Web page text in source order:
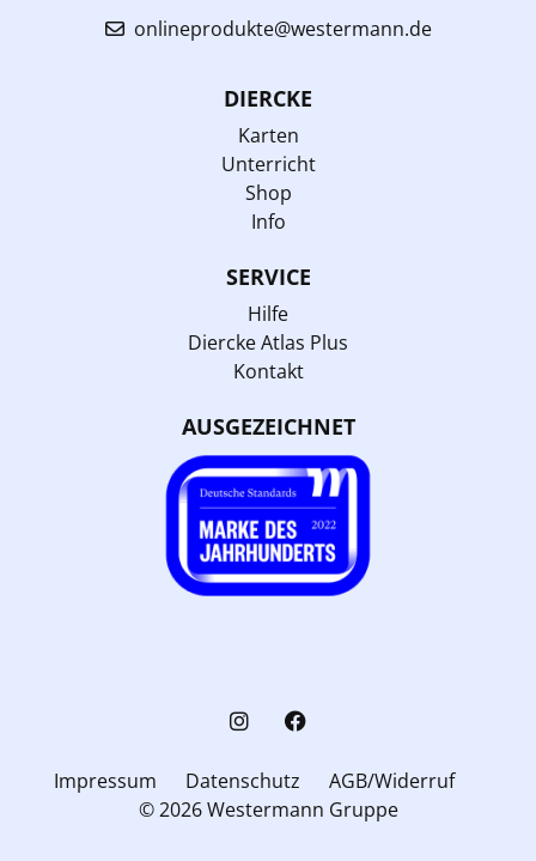
onlineprodukte@westermann.de
DIERCKE
Karten
Unterricht
Shop
Info
SERVICE
Hilfe
Diercke Atlas Plus
Kontakt
AUSGEZEICHNET
Impressum Datenschutz
AGB/Widerruf
© 2026 Westermann Gruppe